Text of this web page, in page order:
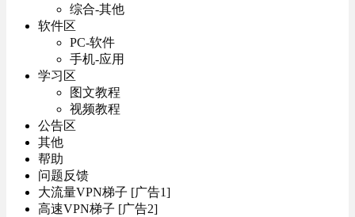
综合-其他
软件区
PC-软件
手机-应用
学习区
图文教程
视频教程
公告区
其他
帮助
问题反馈
大流量VPN梯子 [广告1]
高速VPN梯子 [广告2]